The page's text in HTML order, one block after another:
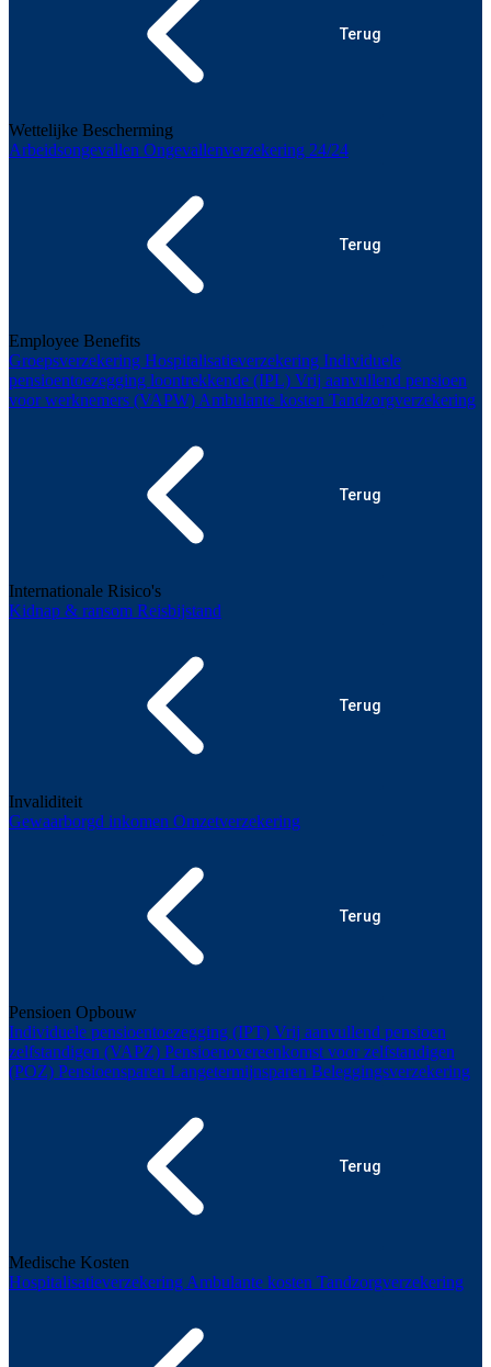
Terug
Wettelijke Bescherming
Arbeidsongevallen Ongevallenverzekering 24/24
Terug
Employee Benefits
Groepsverzekering Hospitalisatieverzekering Individuele
pensioentoezegging loontrekkende (IPL) Vrij aanvullend pensioen
voor werknemers (VAPW) Ambulante kosten Tandzorgverzekering
Terug
Internationale Risico's
Kidnap & ransom Reisbijstand
Terug
Invaliditeit
Gewaarborgd inkomen Omzetverzekering
Terug
Pensioen Opbouw
Individuele pensioentoezegging (IPT) Vrij aanvullend pensioen
zelfstandigen (VAPZ) Pensioenovereenkomst voor zelfstandigen
(POZ) Pensioensparen Langetermijnsparen Beleggingsverzekering
Terug
Medische Kosten
Hospitalisatieverzekering Ambulante kosten Tandzorgverzekering